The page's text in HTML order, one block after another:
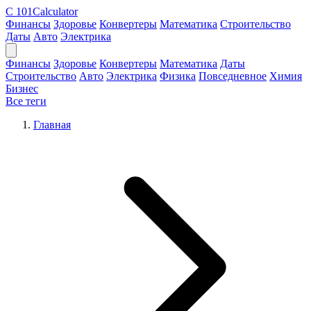
C 101Calculator
Финансы Здоровье Конвертеры Математика Строительство
Даты Авто Электрика
Финансы Здоровье Конвертеры Математика Даты
Строительство Авто Электрика Физика Повседневное Химия
Бизнес
Все теги
Главная